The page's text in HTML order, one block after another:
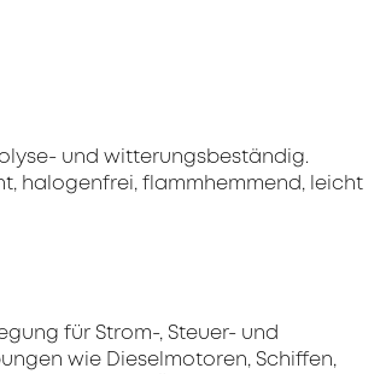
und witterungsbeständig.
halogenfrei, flammhemmend, leicht
für Strom-, Steuer- und
wie Dieselmotoren, Schiffen,